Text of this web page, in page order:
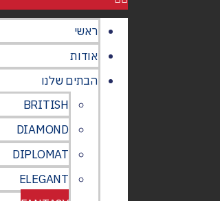
ראשי
אודות
הבתים שלנו
BRITISH
DIAMOND
DIPLOMAT
ELEGANT